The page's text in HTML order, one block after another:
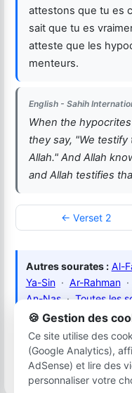
attestons que tu es
sait que tu es
atteste que les
menteurs.
English - Sahih
When the
they say, "We
Allah." And Allah
and Allah testifies
← Verset 2
Autres sourates : Al-
Ya-Sin· Ar-Rahman·
An-Nas·Toutes les
Plan du site• Mentions
🍪 Gestion des
Ce site utilise des
(Google Analytics),
AdSense) et lire des
personnaliser votre